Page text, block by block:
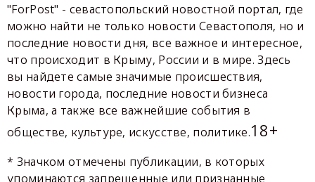
"ForPost" - севастопольский новостной портал, где
можно найти не только новости Севастополя, но и
последние новости дня, все важное и интересное,
что происходит в Крыму, России и в мире. Здесь
вы найдете самые значимые происшествия,
новости города, последние новости бизнеса
Крыма, а также все важнейшие события в
обществе, культуре, искусстве, политике.18+
* Значком отмечены публикации, в которых
упоминаются запрещенные или признанные